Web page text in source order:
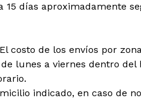
15 días aproximadamente
El costo de los envíos por
lunes a viernes dentro del
indicado, en caso de